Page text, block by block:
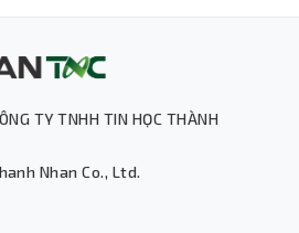
TY TNHH TIN HỌC THÀNH
Nhan Co., Ltd.